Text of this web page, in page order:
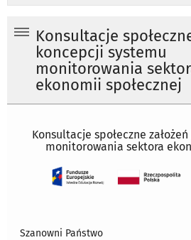
Konsultacje
koncepcji systemu
monitorowania
ekonomii społecznej
Konsultacje społeczne
monitorowania sektora
Szanowni Państwo